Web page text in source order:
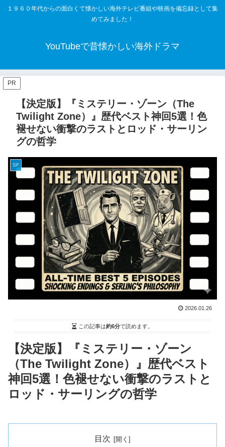
１９６０年代からの面白くて懐かしい海外テレビ番組や映画を備忘録として集
めてみました！
YouTubeで昔懐かしい海外ドラマ
PR
【決定版】『ミステリー・ゾーン（The
Twilight Zone）』歴代ベスト神回5選！色
褪せない衝撃のラストとロッド・サーリン
グの哲学
SF
2026.01.26
この記事は約6分で読めます。
【決定版】『ミステリー・ゾーン
（The Twilight Zone）』歴代ベスト
神回5選！色褪せない衝撃のラストと
ロッド・サーリングの哲学
目次